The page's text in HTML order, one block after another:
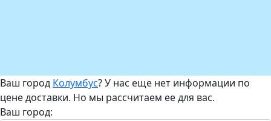
Ваш город Колумбус? У нас еще нет информации по
цене доставки. Но мы рассчитаем ее для вас.
Ваш город: